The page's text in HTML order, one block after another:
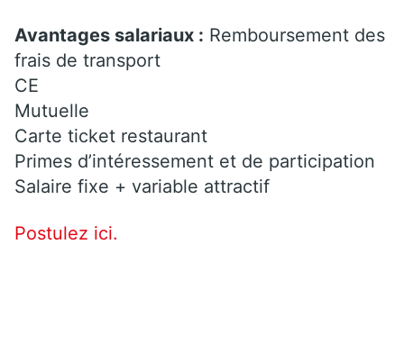
Avantages salariaux : Remboursement des
frais de transport
CE
Mutuelle
Carte ticket restaurant
Primes d’intéressement et de participation
Salaire fixe + variable attractif
Postulez ici.